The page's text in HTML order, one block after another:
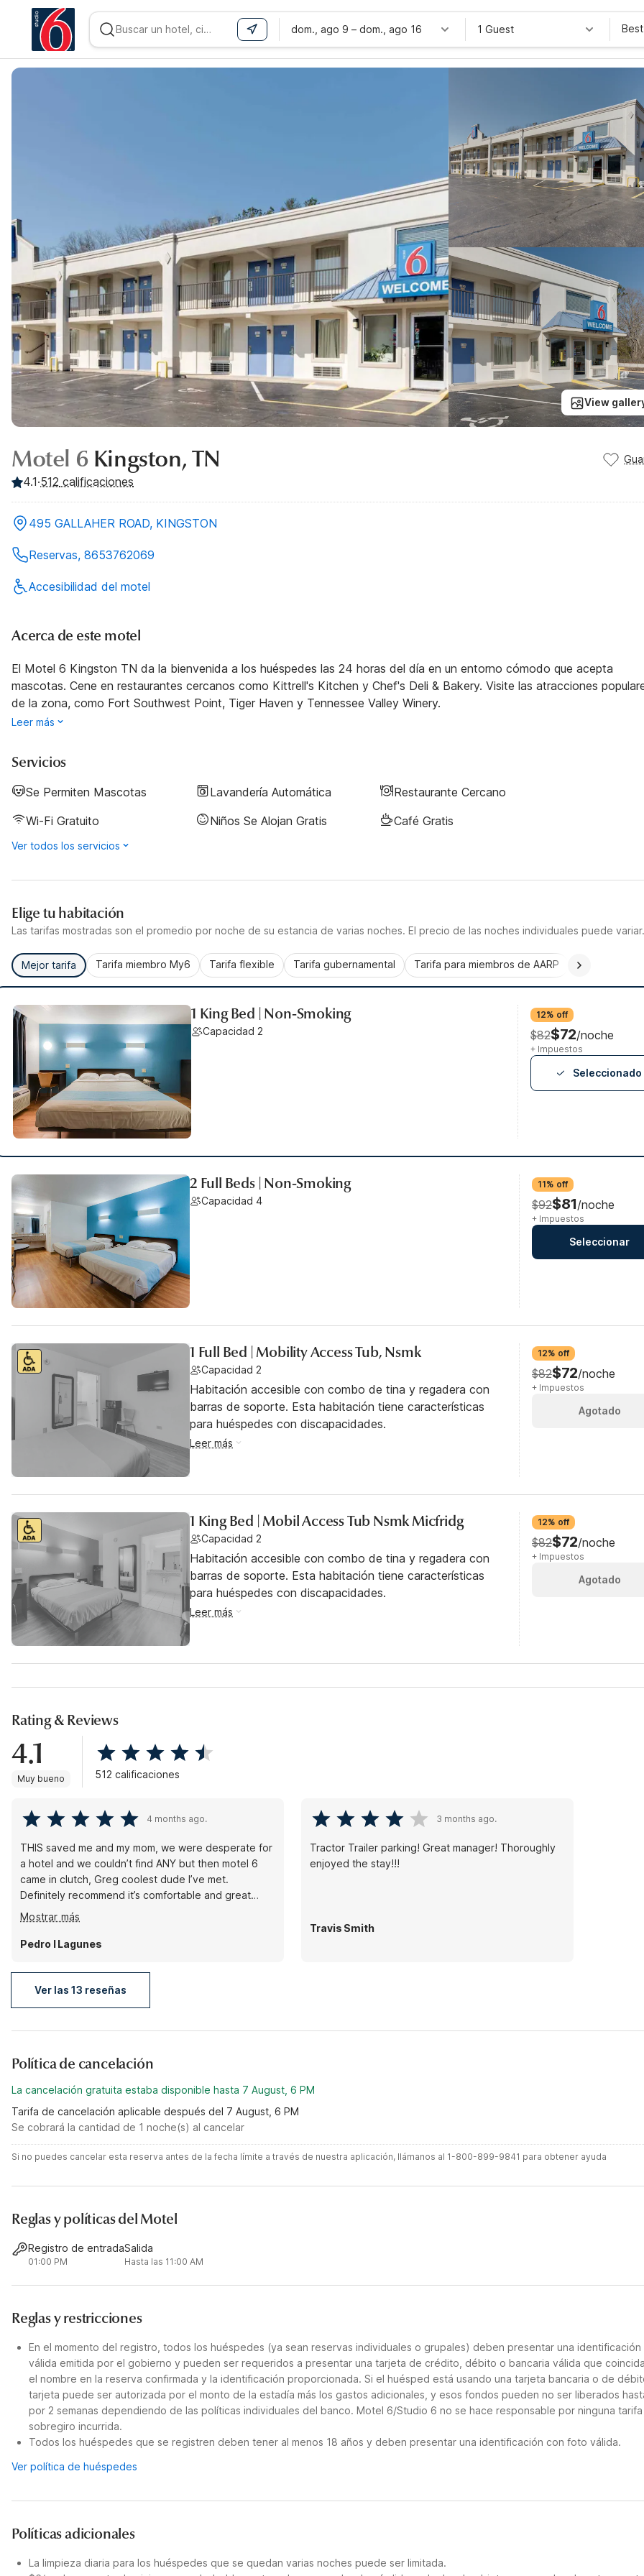
dom., ago 9 – dom., ago 16 1 Guest
View
Motel 6 Kingston, TN
4.1·512 calificaciones
495 GALLAHER ROAD, KINGSTON
Reservas, 8653762069
Accesibilidad del motel
Acerca de este motel
El Motel 6 Kingston TN da la bienvenida a los huéspedes las 24 horas del día en un entorno cómodo que acepta
mascotas. Cene en restaurantes cercanos como Kittrell's Kitchen y Chef's Deli & Bakery. Visite las atracciones
de la zona, como Fort Southwest Point, Tiger Haven y Tennessee Valley Winery.
Leer más
Servicios
Se Permiten Mascotas Lavandería Automática
Restaurante Cercano
Wi-Fi Gratuito
Niños Se Alojan Gratis Café Gratis
Ver todos los servicios
Elige tu habitación
Las tarifas mostradas son el promedio por noche de su estancia de varias noches. El precio de las noches individuales puede variar.
Mejor tarifa Tarifa miembro My6 Tarifa flexible Tarifa gubernamental Tarifa para miembros de AARP
1 King Bed | Non-Smoking
Capacidad 2
12% off
$82$72/noche
+ Impuestos
Seleccionado
2 Full Beds | Non-Smoking
Capacidad 4
11% off
$92$81/noche
+ Impuestos
Seleccionar
1 Full Bed | Mobility Access Tub, Nsmk
Capacidad 2
Habitación accesible con combo de tina y regadera con
barras de soporte. Esta habitación tiene características
para huéspedes con discapacidades.
Leer más
12% off
$82$72/noche
+ Impuestos
Agotado
1 King Bed | Mobil Access Tub Nsmk Micfridg
Capacidad 2
Habitación accesible con combo de tina y regadera con
barras de soporte. Esta habitación tiene características
para huéspedes con discapacidades.
Leer más
12% off
$82$72/noche
+ Impuestos
Agotado
Rating & Reviews
4.1
Muy bueno 512 calificaciones
4 months ago.
THIS saved me and my mom, we were desperate for
a hotel and we couldn’t find ANY but then motel 6
came in clutch, Greg coolest dude I’ve met.
Definitely recommend it’s comfortable and great
price I say. Very clean, nothing bad outside or inside,
so if your thinking of staying here I do consider
staying here it’s very nice.
Mostrar más
Pedro I Lagunes
3 months ago.
Tractor Trailer parking! Great manager! Thoroughly
enjoyed the stay!!!
Travis Smith
Ver las 13 reseñas
Política de cancelación
La cancelación gratuita estaba disponible hasta 7 August, 6 PM
Tarifa de cancelación aplicable después del 7 August, 6 PM
Se cobrará la cantidad de 1 noche(s) al cancelar
Si no puedes cancelar esta reserva antes de la fecha límite a través de nuestra aplicación, llámanos al 1-800-899-9841 para obtener ayuda
Reglas y políticas del Motel
Registro de entrada
01:00 PM
Salida
Hasta las 11:00 AM
Reglas y restricciones
En el momento del registro, todos los huéspedes (ya sean reservas individuales o grupales) deben presentar una identificación
válida emitida por el gobierno y pueden ser requeridos a presentar una tarjeta de crédito, débito o bancaria válida que
el nombre en la reserva confirmada y la identificación proporcionada. Si el huésped está usando una tarjeta bancaria o de
tarjeta puede ser autorizada por el monto de la estadía más los gastos adicionales, y esos fondos pueden no ser liberados
por 2 semanas dependiendo de las políticas individuales del banco. Motel 6/Studio 6 no se hace responsable por ninguna
sobregiro incurrida.
Todos los huéspedes que se registren deben tener al menos 18 años y deben presentar una identificación con foto válida.
Ver política de huéspedes
Políticas adicionales
La limpieza diaria para los huéspedes que se quedan varias noches puede ser limitada.